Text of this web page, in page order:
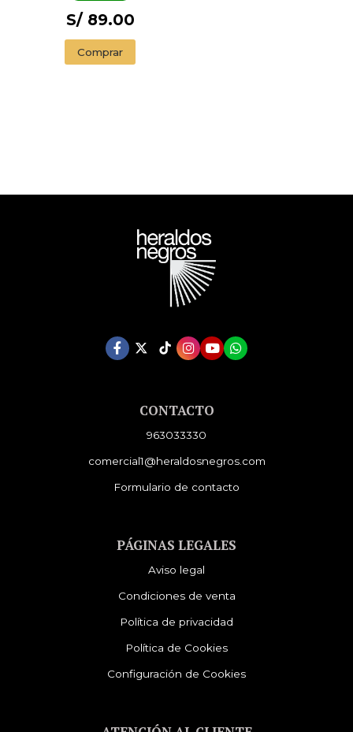
S/ 89.00
Comprar
CONTACTO
963033330
comercial1@heraldosnegros.com
Formulario de contacto
PÁGINAS LEGALES
Aviso legal
Condiciones de venta
Política de privacidad
Política de Cookies
Configuración de Cookies